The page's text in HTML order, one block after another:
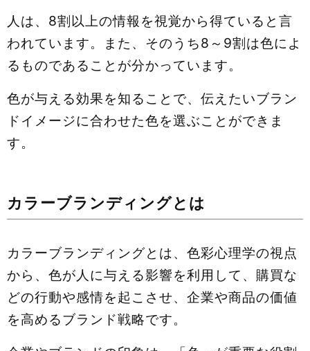
人は、8割以上の情報を視覚から得ていると言
われています。また、そのうち8～9割は色によ
るものであることが分かっています。
色が与える効果を知ることで、伝えたいブラン
ドイメージに合わせた色を選ぶことができま
す。
カラーブランディングとは
カラーブランディングとは、色彩心理学の視点
から、色が人に与える影響を利用して、購買な
どの行動や感情を起こさせ、企業や商品の価値
を高めるブランド戦略です。